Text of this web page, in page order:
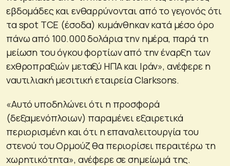
εβδομάδες και ενθαρρύνονται από το γεγονός ότι
τα spot TCE (έσοδα) κυμάνθηκαν κατά μέσο όρο
πάνω από 100.000 δολάρια την ημέρα, παρά τη
μείωση του όγκου φορτίων από την έναρξη των
εχθροπραξιών μεταξύ ΗΠΑ και Ιράν», ανέφερε η
ναυτιλιακή μεσιτική εταιρεία Clarksons.
«Αυτό υποδηλώνει ότι η προσφορά
(δεξαμενόπλοιων) παραμένει εξαιρετικά
περιορισμένη και ότι η επαναλειτουργία του
στενού του Ορμούζ θα περιορίσει περαιτέρω τη
χωρητικότητα», ανέφερε σε σημείωμά της.